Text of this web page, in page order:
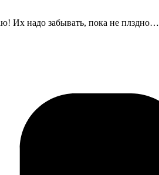
Их надо забывать, пока не плздно…